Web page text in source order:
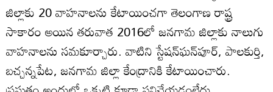
జిల్లాకు 20 వాహనాలను కేటాయించగా తెలంగాణ రాష్ట్ర
సాకారం అయిన తరువాత 2016లో జనగామ జిల్లాకు నాలుగు
వాహనాలను సమకూర్చారు. వాటిని స్టేషన్‌ఘన్‌పూర్‌, పాలకుర్తి,
బచ్చన్నపేట, జనగామ జిల్లా కేంద్రానికి కేటాయించారు.